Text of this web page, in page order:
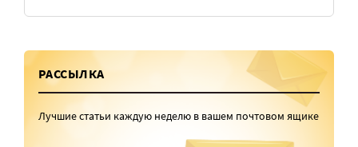
РАССЫЛКА
Лучшие статьи каждую неделю в вашем почтовом ящике